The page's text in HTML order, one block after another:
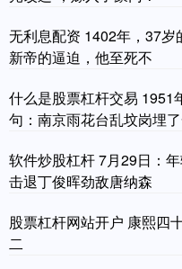
无利息配资 1402年，37
新帝的逼迫，他至死不
什么是股票杠杆交易 1951
句：南京雨花台乱坟岗埋
软件炒股杠杆 7月29日：
击退丁俊晖劲敌唐纳森
股票杠杆网站开户 康熙四
二